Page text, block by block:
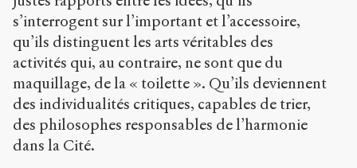
s’interrogent sur l’important et l’accessoire,
qu’ils distinguent les arts véritables des
activités qui, au contraire, ne sont que du
maquillage, de la « toilette ». Qu’ils deviennent
des individualités critiques, capables de trier,
des philosophes responsables de l’harmonie
dans la Cité.